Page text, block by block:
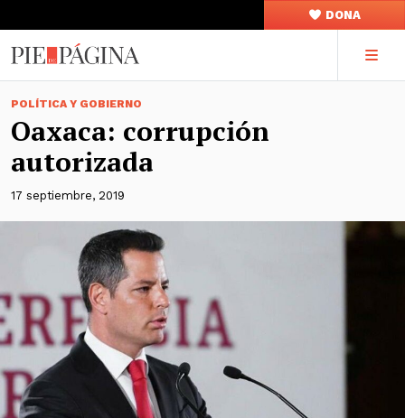
DONA
POLÍTICA Y GOBIERNO
Oaxaca: corrupción
autorizada
17 septiembre, 2019